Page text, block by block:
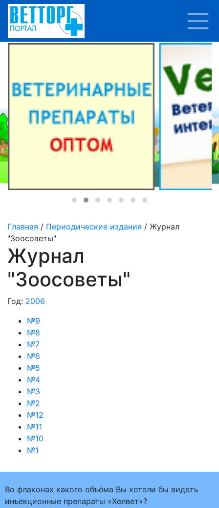
Главная / Периодические издания / Журнал
"Зоосоветы"
Журнал
"Зоосоветы"
Год: 2006
№9
№8
№7
№6
№5
№4
№3
№2
№12
№11
№10
№1
Во флаконах какого объёма Вы хотели бы видеть
инъекционные препараты «Хелвет»?